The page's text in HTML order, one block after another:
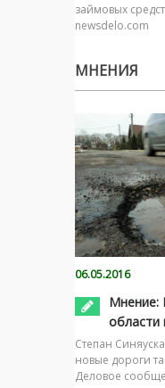
займовых
newsdelo.com
МНЕНИЯ
06.05.2016
Мнение:
области
Степан
новые дороги
Деловое